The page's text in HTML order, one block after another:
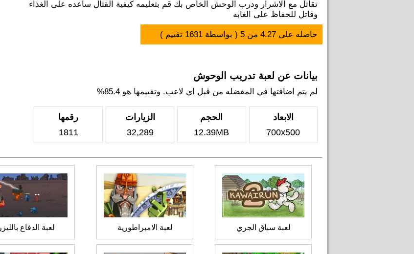
تقاتل مع الاشرار ودرب الوحش الخاص بك قم بتعليمه كيفية القتال ساعده على الغذاء
وقاتل للحفاظ على الغابه
حاصله على 4.27 من 5 ( بواسطة 1631 تقييم )
بيانات عن لعبة تدريب الوحوش
لم يتم اضافتها في المفضله من قبل اي لاعب. وتقييمها هو 85.4%
الابعاد
700x500
الحجم
12.39MB
الزيارات
32,289
رقمها
1811
لعبة سباق الجري لعبة الامبراطورية لعبة الدفاع بالليزر